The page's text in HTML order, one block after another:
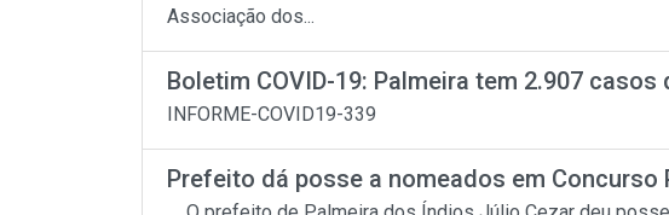
Associação dos...
Boletim COVID-19: Palmeira tem 2.907 casos
INFORME-COVID19-339
Prefeito dá posse a nomeados em Concurso